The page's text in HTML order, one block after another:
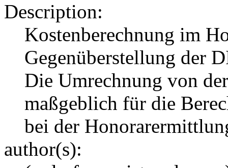
Description:
Kostenberechnung im
Gegenüberstellung der
Die Umrechnung von
maßgeblich für die
bei der
author(s):